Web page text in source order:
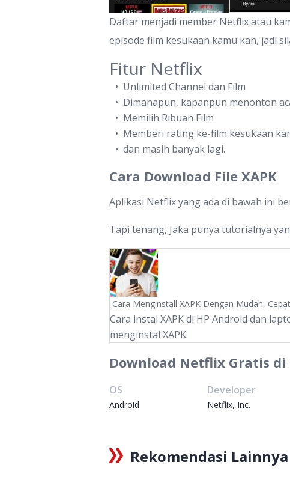
Daftar menjadi member Netflix atau
episode film kesukaan kamu kan, jadi
Fitur Netflix
Unlimited Channel dan Film
Dimanapun, kapanpun menonton
Memilih Ribuan Film
Memberi rating ke-film kesukaan
dan masih banyak lagi.
Cara Download File XAPK
Aplikasi Netflix yang ada di bawah ini
Tapi tenang, Jaka punya tutorialnya
Cara Menginstall XAPK Dengan Mudah,
Cara instal XAPK di HP Android dan
menginstal XAPK.
Download Netflix Gratis di
OS
Android
Developer
Netflix, Inc.
Rekomendasi Lainnya